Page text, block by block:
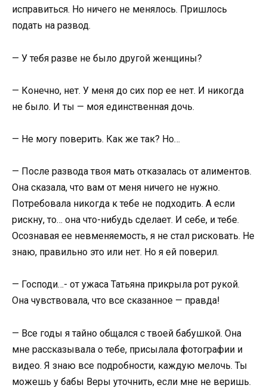
исправиться. Но ничего не менялось. Пришлось
подать на развод.
— У тебя разве не было другой женщины?
— Конечно, нет. У меня до сих пор ее нет. И никогда
не было. И ты — моя единственная дочь.
— Не могу поверить. Как же так? Но…
— После развода твоя мать отказалась от алиментов.
Она сказала, что вам от меня ничего не нужно.
Потребовала никогда к тебе не подходить. А если
рискну, то… она что-нибудь сделает. И себе, и тебе.
Осознавая ее невменяемость, я не стал рисковать. Не
знаю, правильно это или нет. Но я ей поверил.
— Господи…- от ужаса Татьяна прикрыла рот рукой.
Она чувствовала, что все сказанное — правда!
— Все годы я тайно общался с твоей бабушкой. Она
мне рассказывала о тебе, присылала фотографии и
видео. Я знаю все подробности, каждую мелочь. Ты
можешь у бабы Веры уточнить, если мне не веришь.